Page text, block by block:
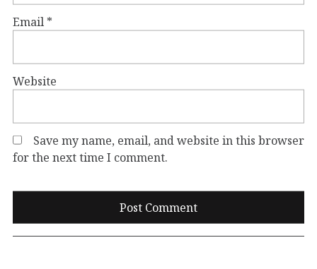
Email *
Website
Save my name, email, and website in this browser
for the next time I comment.